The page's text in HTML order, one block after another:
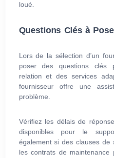
loué.
Questions Clés à
Lors de la sélection d’un
poser des questions clés
relation et des services
fournisseur offre une
problème.
Vérifiez les délais de
disponibles pour le
également si des clauses de
les contrats de